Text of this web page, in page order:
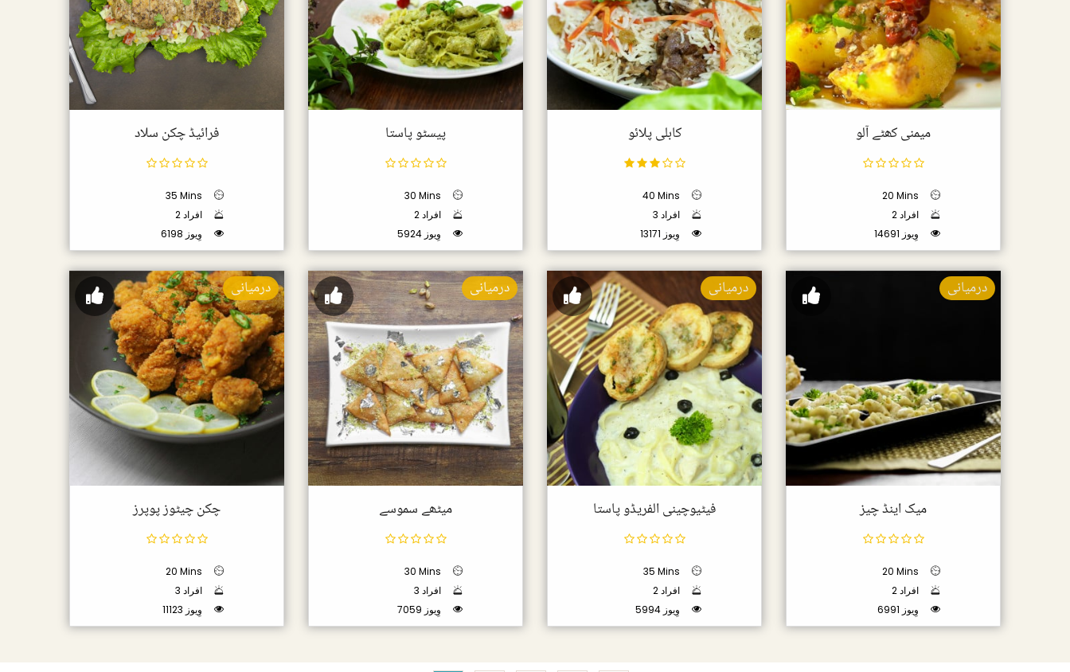
میمنی کھٹے آلو
20 Mins
2 افراد
14691 وِیوز
کابلی پلائو
40 Mins
3 افراد
13171 وِیوز
پیسٹو پاستا
30 Mins
2 افراد
5924 وِیوز
فرائیڈ چکن سلاد
35 Mins
2 افراد
6198 وِیوز
درمیانی
میک اینڈ چیز
20 Mins
2 افراد
6991 وِیوز
درمیانی
فیٹیوچینی الفریڈو پاستا
35 Mins
2 افراد
5994 وِیوز
درمیانی
میٹھے سموسے
30 Mins
3 افراد
7059 وِیوز
درمیانی
چکن چیٹوز پوپرز
20 Mins
3 افراد
11123 وِیوز